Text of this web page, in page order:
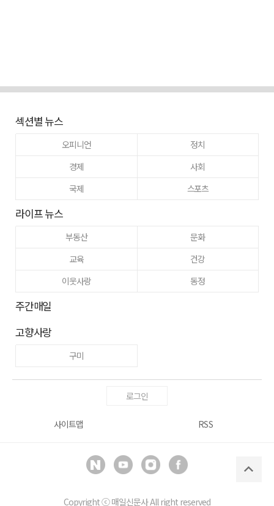
섹션별 뉴스
오피니언
정치
경제
사회
국제
스포츠
라이프 뉴스
부동산
문화
교육
건강
이웃사랑
동정
주간매일
고향사랑
구미
로그인
사이트맵 RSS
Copyright ⓒ매일신문사All right reserved